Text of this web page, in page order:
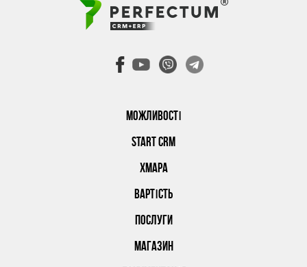
МОЖЛИВОСТІ
START CRM
ХМАРА
ВАРТІСТЬ
ПОСЛУГИ
МАГАЗИН